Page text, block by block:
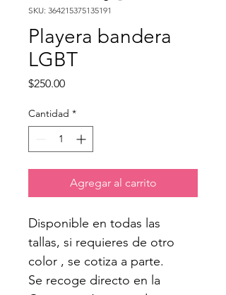
SKU: 364215375135191
Playera bandera
LGBT
$250.00Precio
Cantidad *
Agregar al carrito
Disponible en todas las
tallas, si requieres de otro
color , se cotiza a parte.
Se recoge directo en la